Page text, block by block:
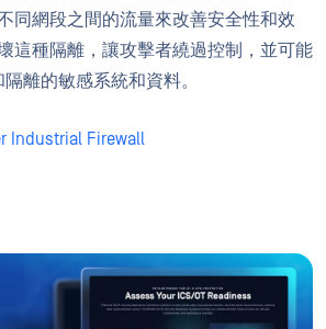
同網段之間的流量來改善安全性和效
這種隔離，讓攻擊者繞過控制，並可能
離的敏感系統和資料。
Industrial Firewall